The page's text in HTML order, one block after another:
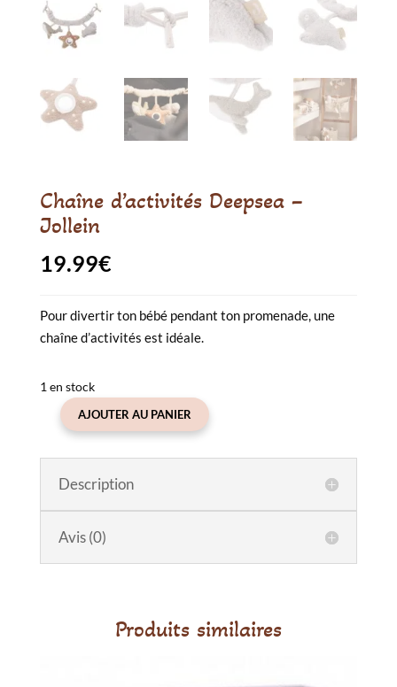
Chaîne d’activités Deepsea –
Jollein
19.99€
Pour divertir ton bébé pendant ton promenade, une
chaîne d’activités est idéale.
1 en stock
quantité
d'activités
Deepsea
AJOUTER AU PANIER
Description
Avis (0)
Produits similaires